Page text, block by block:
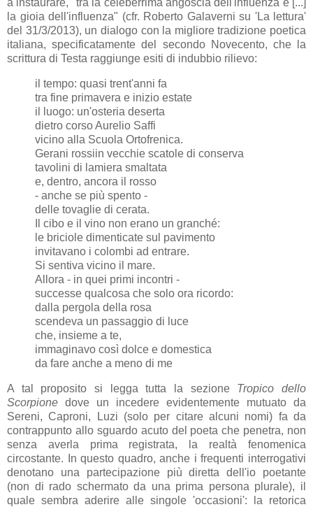
la gioia dell'influenza" (cfr. Roberto Galaverni su 'La lettura'
del 31/3/2013), un dialogo con la migliore tradizione poetica
italiana, specificatamente del secondo Novecento, che la
scrittura di Testa raggiunge esiti di indubbio rilievo:
il tempo: quasi trent'anni fa
tra fine primavera e inizio estate
il luogo: un'osteria deserta
dietro corso Aurelio Saffi
vicino alla Scuola Ortofrenica.
Gerani rossiin vecchie scatole di conserva
tavolini di lamiera smaltata
e, dentro, ancora il rosso
- anche se più spento -
delle tovaglie di cerata.
Il cibo e il vino non erano un granché:
le briciole dimenticate sul pavimento
invitavano i colombi ad entrare.
Si sentiva vicino il mare.
Allora - in quei primi incontri -
successe qualcosa che solo ora ricordo:
dalla pergola della rosa
scendeva un passaggio di luce
che, insieme a te,
immaginavo così dolce e domestica
da fare anche a meno di me
A tal proposito si legga tutta la sezione Tropico dello
Scorpione dove un incedere evidentemente mutuato da
Sereni, Caproni, Luzi (solo per citare alcuni nomi) fa da
contrappunto allo sguardo acuto del poeta che penetra, non
senza averla prima registrata, la realtà fenomenica
circostante. In questo quadro, anche i frequenti interrogativi
denotano una partecipazione più diretta dell'io poetante
(non di rado schermato da una prima persona plurale), il
quale sembra aderire alle singole 'occasioni': la retorica